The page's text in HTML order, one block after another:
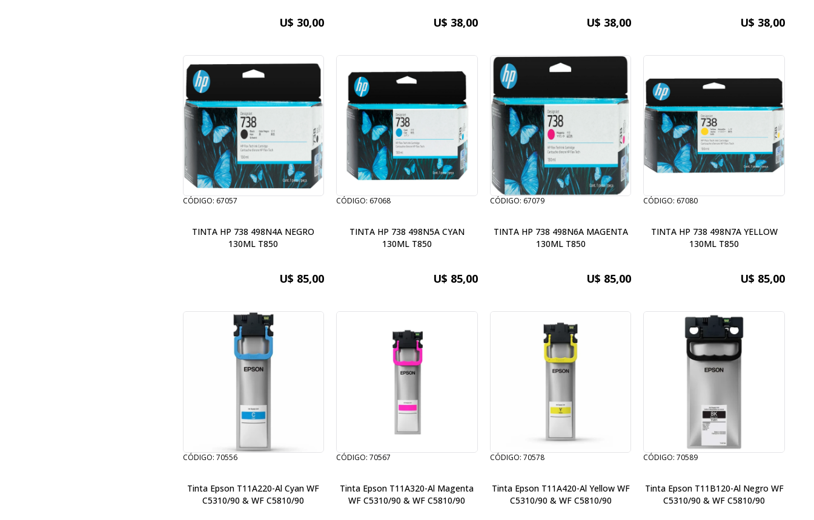
U$ 30,00 U$ 38,00 U$ 38,00 U$ 38,00
CÓDIGO: 67057
TINTA HP 738 498N4A NEGRO
130ML T850
U$ 85,00
CÓDIGO: 67068
TINTA HP 738 498N5A CYAN
130ML T850
U$ 85,00
CÓDIGO: 67079
TINTA HP 738 498N6A MAGENTA
130ML T850
U$ 85,00
CÓDIGO: 67080
TINTA HP 738 498N7A YELLOW
130ML T850
U$ 85,00
CÓDIGO: 70556
Tinta Epson T11A220-Al Cyan WF
C5310/90 & WF C5810/90
CÓDIGO: 70567
Tinta Epson T11A320-Al Magenta
WF C5310/90 & WF C5810/90
CÓDIGO: 70578
Tinta Epson T11A420-Al Yellow WF
C5310/90 & WF C5810/90
CÓDIGO: 70589
Tinta Epson T11B120-Al Negro WF
C5310/90 & WF C5810/90